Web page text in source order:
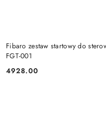
Fibaro zestaw startowy do
FGT-001
Cena:
4928.00